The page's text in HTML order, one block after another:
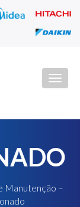
Manutenção –